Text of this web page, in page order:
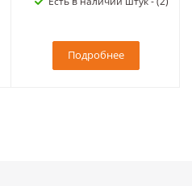
Подробнее